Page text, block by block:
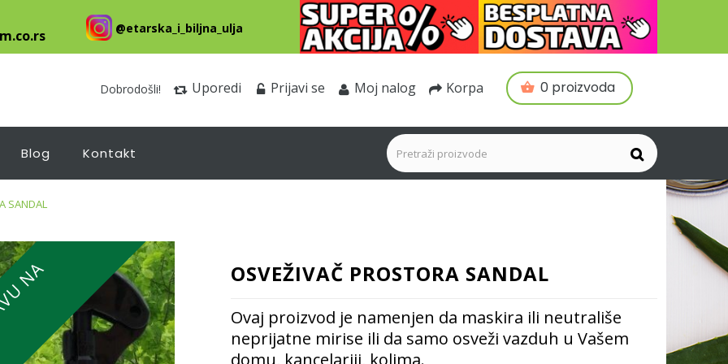
@etarska_i_biljna_ulja
0 proizvoda
Dobrodošli! Uporedi Prijavi se Moj nalog Korpa
Blog Kontakt
SANDAL
OSVEŽIVAČ PROSTORA SANDAL
Ovaj proizvod je namenjen da maskira ili neutrališe
neprijatne mirise ili da samo osveži vazduh u Vašem